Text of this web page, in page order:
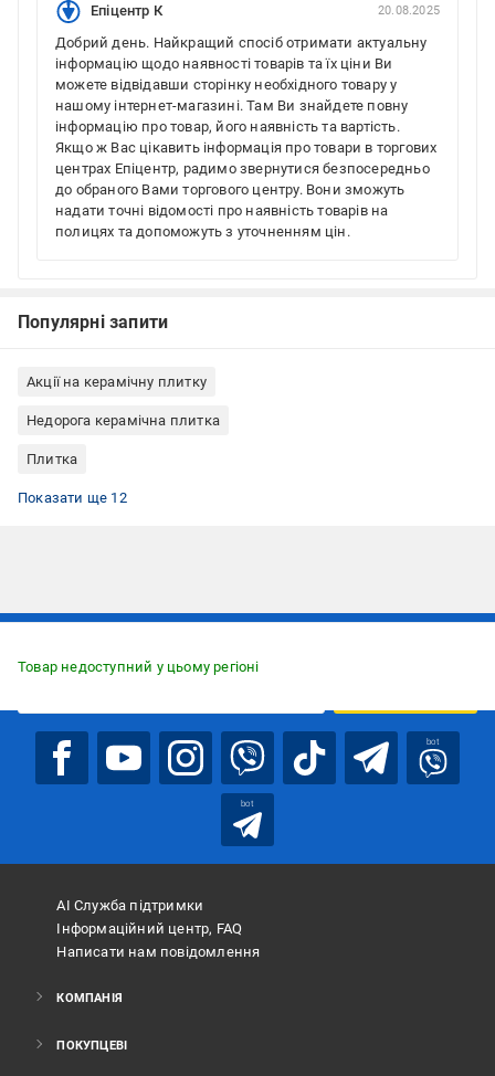
Епіцентр К 20.08.2025
Добрий день. Найкращий спосіб отримати актуальну
інформацію щодо наявності товарів та їх ціни Ви
можете відвідавши сторінку необхідного товару у
нашому інтернет-магазині. Там Ви знайдете повну
інформацію про товар, його наявність та вартість.
Якщо ж Вас цікавить інформація про товари в торгових
центрах Епіцентр, радимо звернутися безпосередньо
до обраного Вами торгового центру. Вони зможуть
надати точні відомості про наявність товарів на
полицях та допоможуть з уточненням цін.
Популярні запити
Акції на керамічну плитку
Недорога керамічна плитка
Плитка
Плитка на підлогу
Плитка для ванної
Плитка в коридор
Іспанська плитка
Плитка матова
Плитка PERONDA
Керамічна плитка в скандинавському стилі
Керамічна плитка квадратна
Недорога плитка для підлоги
Акції на плитку для підлоги
Плитка з орнаментом
Підлогова плитка для ванної кімнати
Показати ще 12
Товар недоступний у цьому регіоні
bot
bot
АІ Служба підтримки
Інформаційний центр, FAQ
Написати нам повідомлення
КОМПАНІЯ
ПОКУПЦЕВІ